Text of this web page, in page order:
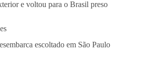
e voltou para o Brasil preso